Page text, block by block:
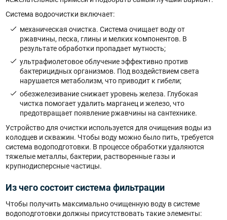
Система водоочистки включает:
механическая очистка. Система очищает воду от
ржавчины, песка, глины и мелких компонентов. В
результате обработки пропадает мутность;
ультрафиолетовое облучение эффективно против
бактерицидных организмов. Под воздействием света
нарушается метаболизм, что приводит к гибели;
обезжелезивание снижает уровень железа. Глубокая
чистка помогает удалить марганец и железо, что
предотвращает появление ржавчины на сантехнике.
Устройство для очистки используется для очищения воды из
колодцев и скважин. Чтобы воду можно было пить, требуется
система водоподготовки. В процессе обработки удаляются
тяжелые металлы, бактерии, растворенные газы и
крупнодисперсные частицы.
Из чего состоит система фильтрации
Чтобы получить максимально очищенную воду в системе
водоподготовки должны присутствовать такие элементы: